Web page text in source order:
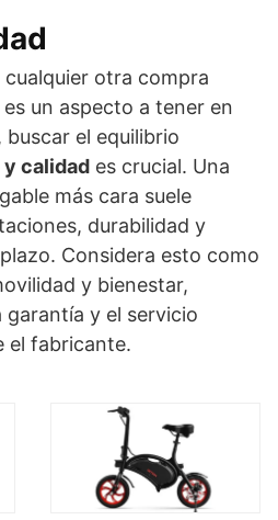
otra compra
un aspecto a tener en
el equilibrio
calidad es crucial. Una
más cara suele
durabilidad y
Considera esto como
y bienestar,
garantía y el servicio
el fabricante.